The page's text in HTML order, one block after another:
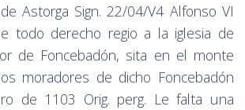
Astorga Sign. 22/04/V4 Alfonso VI
todo derecho regio a la iglesia de
de Foncebadón, sita en el monte
moradores de dicho Foncebadón
de 1103 Orig. perg. Le falta una